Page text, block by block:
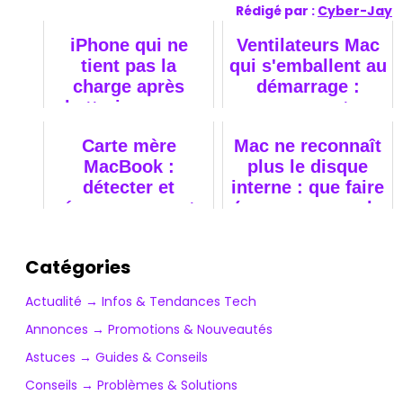
Rédigé par : Cyber-Jay
iPhone qui ne
tient pas la
charge après
batterie neuve.
Ventilateurs Mac
qui s'emballent au
démarrage :
causes et
Carte mère
MacBook :
détecter et
réparer un court-
Mac ne reconnaît
plus le disque
interne : que faire
(sans aggraver la
Catégories
Actualité → Infos & Tendances Tech
Annonces → Promotions & Nouveautés
Astuces → Guides & Conseils
Conseils → Problèmes & Solutions